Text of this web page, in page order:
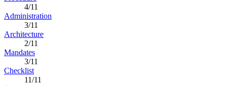
4/11
Administration
3/11
Architecture
2/11
Mandates
3/11
Checklist
11/11